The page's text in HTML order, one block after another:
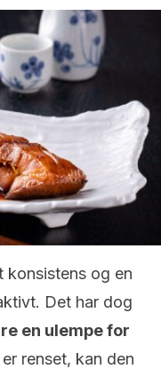
konsistens og en
Det har dog
en ulempe for
renset, kan den